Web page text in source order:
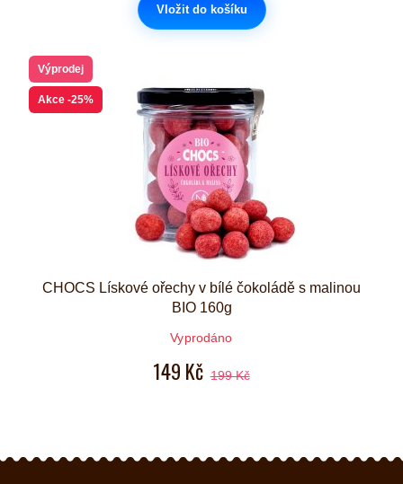
Vložit do košíku
Výprodej
Akce -25%
CHOCS Lískové ořechy v bílé čokoládě s malinou
BIO 160g
Vyprodáno
149 Kč 199 Kč